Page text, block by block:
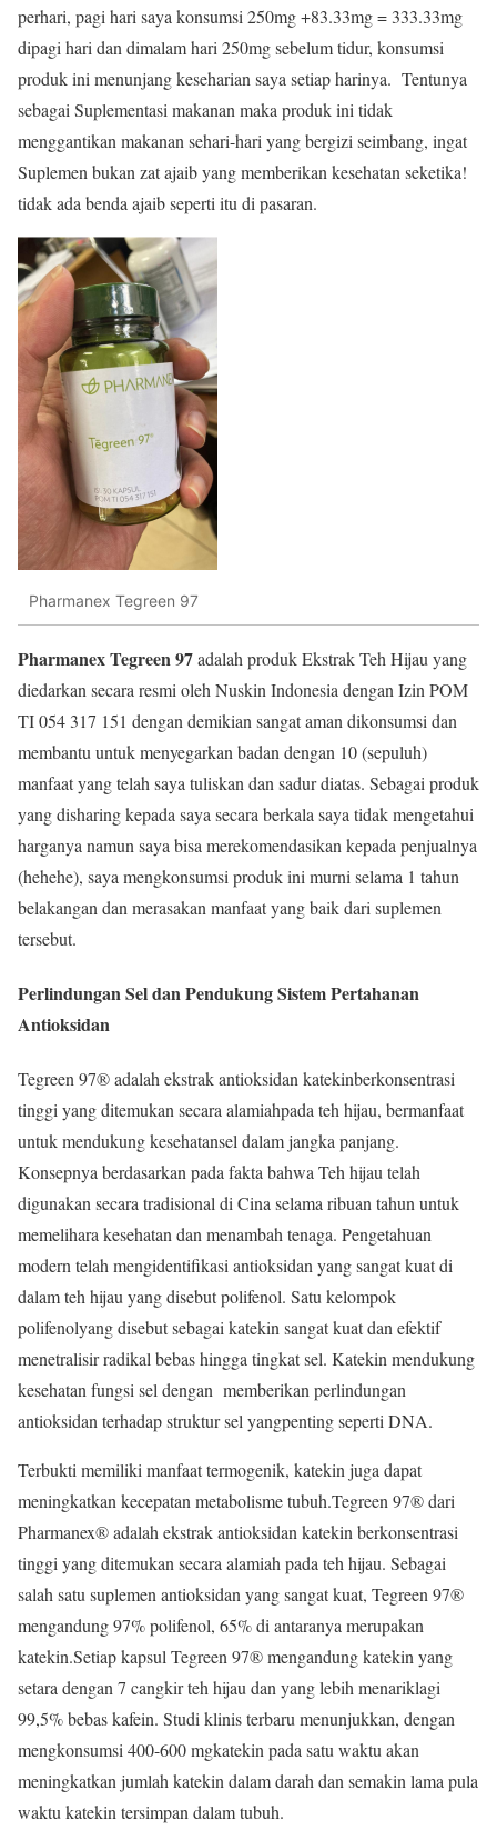
perhari, pagi hari saya konsumsi 250mg +83.33mg = 333.33mg
dipagi hari dan dimalam hari 250mg sebelum tidur, konsumsi
produk ini menunjang keseharian saya setiap harinya. Tentunya
sebagai Suplementasi makanan maka produk ini tidak
menggantikan makanan sehari-hari yang bergizi seimbang, ingat
Suplemen bukan zat ajaib yang memberikan kesehatan seketika!
tidak ada benda ajaib seperti itu di pasaran.
Pharmanex Tegreen 97
Pharmanex Tegreen 97adalah produk Ekstrak Teh Hijau yang
diedarkan secara resmi oleh Nuskin Indonesia dengan Izin POM
TI 054 317 151 dengan demikian sangat aman dikonsumsi dan
membantu untuk menyegarkan badan dengan 10 (sepuluh)
manfaat yang telah saya tuliskan dan sadur diatas. Sebagai produk
yang disharing kepada saya secara berkala saya tidak mengetahui
harganya namun saya bisa merekomendasikan kepada penjualnya
(hehehe), saya mengkonsumsi produk ini murni selama 1 tahun
belakangan dan merasakan manfaat yang baik dari suplemen
tersebut.
Perlindungan Sel dan Pendukung Sistem Pertahanan
Antioksidan
Tegreen 97® adalah ekstrak antioksidan katekinberkonsentrasi
tinggi yang ditemukan secara alamiahpada teh hijau, bermanfaat
untuk mendukung kesehatansel dalam jangka panjang.
Konsepnya berdasarkan pada fakta bahwa Teh hijau telah
digunakan secara tradisional di Cina selama ribuan tahun untuk
memelihara kesehatan dan menambah tenaga. Pengetahuan
modern telah mengidentifikasi antioksidan yang sangat kuat di
dalam teh hijau yang disebut polifenol. Satu kelompok
polifenolyang disebut sebagai katekin sangat kuat dan efektif
menetralisir radikal bebas hingga tingkat sel. Katekin mendukung
kesehatan fungsi sel dengan memberikan perlindungan
antioksidan terhadap struktur sel yangpenting seperti DNA.
Terbukti memiliki manfaat termogenik, katekin juga dapat
meningkatkan kecepatan metabolisme tubuh.Tegreen 97® dari
Pharmanex® adalah ekstrak antioksidan katekin berkonsentrasi
tinggi yang ditemukan secara alamiah pada teh hijau. Sebagai
salah satu suplemen antioksidan yang sangat kuat, Tegreen 97®
mengandung 97% polifenol, 65% di antaranya merupakan
katekin.Setiap kapsul Tegreen 97® mengandung katekin yang
setara dengan 7 cangkir teh hijau dan yang lebih menariklagi
99,5% bebas kafein. Studi klinis terbaru menunjukkan, dengan
mengkonsumsi 400-600 mgkatekin pada satu waktu akan
meningkatkan jumlah katekin dalam darah dan semakin lama pula
waktu katekin tersimpan dalam tubuh.